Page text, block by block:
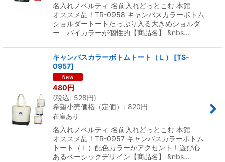
名入れノベルティ 名前入れどっとこむ 本館
オススメ品！TR-0958 キャンバスカラーボトム
ショルダートートたっぷり入る大きめショルダ
ー バイカラーが個性的【商品名】 &nbs…
キャンバスカラーボトムトート（Ｌ） [TS-
0957]
480円
(税込: 528円)
希望小売価格（定価）
: 820円
在庫あり
名入れノベルティ 名前入れどっとこむ 本館
オススメ品！TR-0957 キャンバスカラーボトム
トート（Ｌ）配色カラーがアクセント！遊び心
あるベーシックデザイン【商品名】 &nbs…